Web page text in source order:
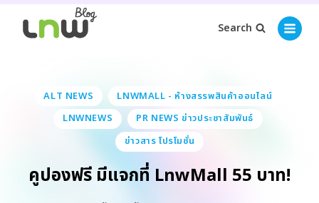
Search
ALT NEWS
LNWMALL - ห้างสรรพสินค้าออนไลน์
LNWNEWS
PR NEWS ข่าวประชาสัมพันธ์
ข่าวสาร โปรโมชั่น
คูปองฟรี มีแจกที่ LnwMall 55 บาท!